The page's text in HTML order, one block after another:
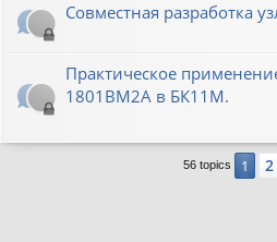
Совместная разработка
Практическое
1801ВМ2А в БК11М.
56 topics 1 2